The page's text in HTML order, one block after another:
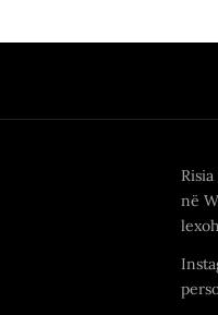
në